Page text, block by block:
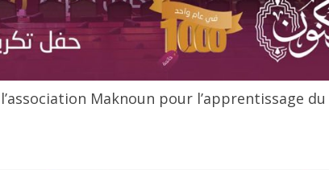
Maknoun pour l’apprentissage du